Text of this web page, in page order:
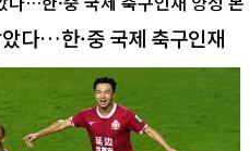
다…한·중 국제 축구인재